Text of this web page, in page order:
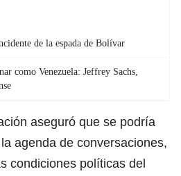
de la espada de Bolívar
como Venezuela: Jeffrey Sachs,
aseguró que se podría
agenda de conversaciones,
condiciones políticas del